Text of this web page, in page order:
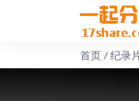
首页 纪录